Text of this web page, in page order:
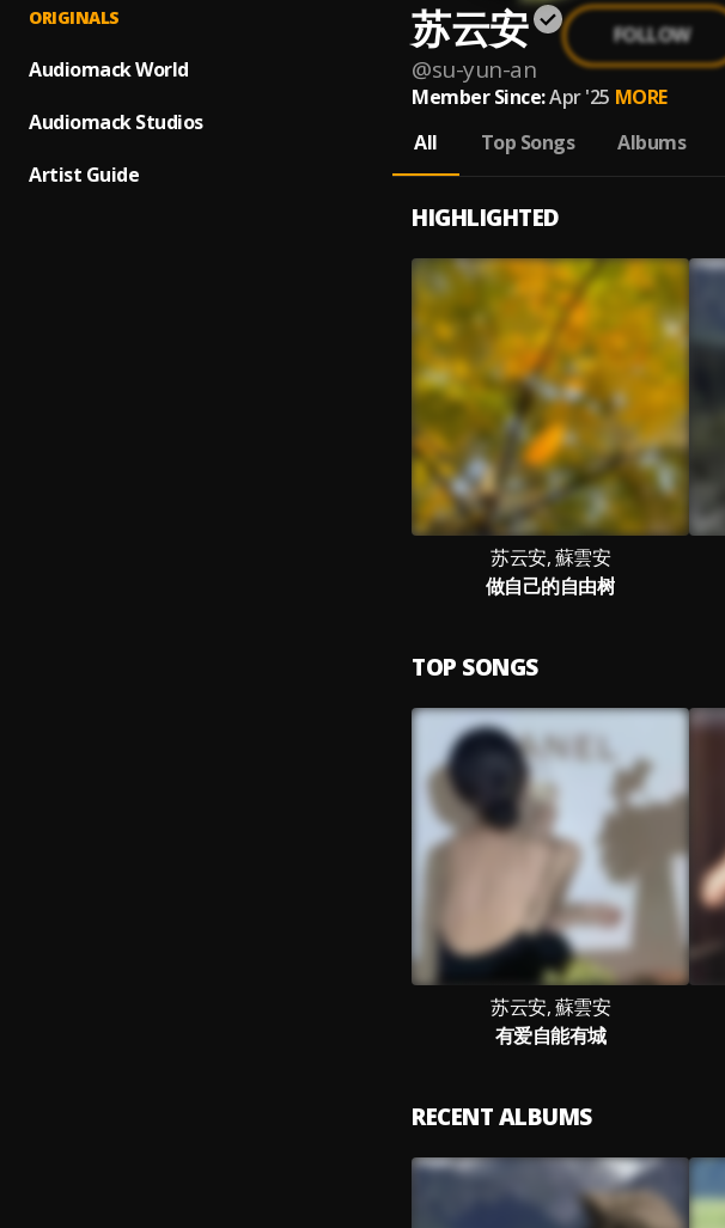
ORIGINALS
Audiomack World
Audiomack Studios
Artist Guide
苏云安
@su-yun-an
FOLLOW
Member Since:Apr '25 MORE
All
Top Songs Albums
HIGHLIGHTED
苏云安, 蘇雲安
做自己的自由树
TOP SONGS
苏云安, 蘇雲安
有爱自能有城
RECENT ALBUMS